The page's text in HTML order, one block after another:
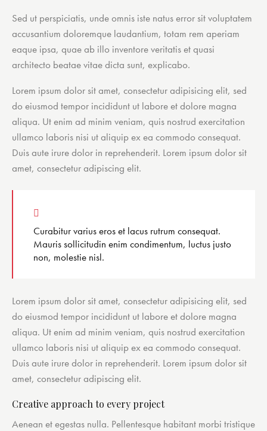
Sed ut perspiciatis, unde omnis iste natus error sit voluptatem
accusantium doloremque laudantium, totam rem aperiam
eaque ipsa, quae ab illo inventore veritatis et quasi
architecto beatae vitae dicta sunt, explicabo.
Lorem ipsum dolor sit amet, consectetur adipisicing elit, sed
do eiusmod tempor incididunt ut labore et dolore magna
aliqua. Ut enim ad minim veniam, quis nostrud exercitation
ullamco laboris nisi ut aliquip ex ea commodo consequat.
Duis aute irure dolor in reprehenderit. Lorem ipsum dolor sit
amet, consectetur adipiscing elit.
Curabitur varius eros et lacus rutrum consequat.
Mauris sollicitudin enim condimentum, luctus justo
non, molestie nisl.
Lorem ipsum dolor sit amet, consectetur adipisicing elit, sed
do eiusmod tempor incididunt ut labore et dolore magna
aliqua. Ut enim ad minim veniam, quis nostrud exercitation
ullamco laboris nisi ut aliquip ex ea commodo consequat.
Duis aute irure dolor in reprehenderit. Lorem ipsum dolor sit
amet, consectetur adipiscing elit.
Creative approach to every project
Aenean et egestas nulla. Pellentesque habitant morbi tristique